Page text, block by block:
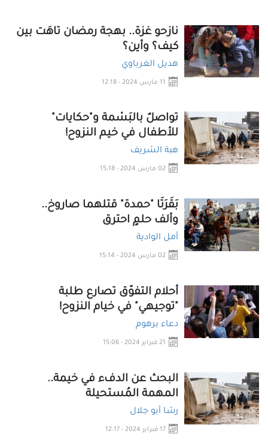
نازحو غزة.. بهجة رمضان تاهَت بين
كيف؟ وأين؟
هديل الغرباوي
11 مارس 2024 - 12:18
تواصلٌ بالبَسْمة و"حكايات"
للأطفال في خيم النزوح!
هبة الشريف
02 مارس 2024 - 15:18
بَقَرَتَا "حمدة" قتلهما صاروخ..
وألف حلمٍ احترق
أمل الوادية
02 مارس 2024 - 15:14
أحلام التفوّق تصارع طلبة
"توجيهي" في خيام النزوح!
دعاء برهوم
21 فبراير 2024 - 15:06
البحث عن الدفء في خيمة..
المهمة المُستحيلة
رشا أبو جلال
17 فبراير 2024 - 12:17